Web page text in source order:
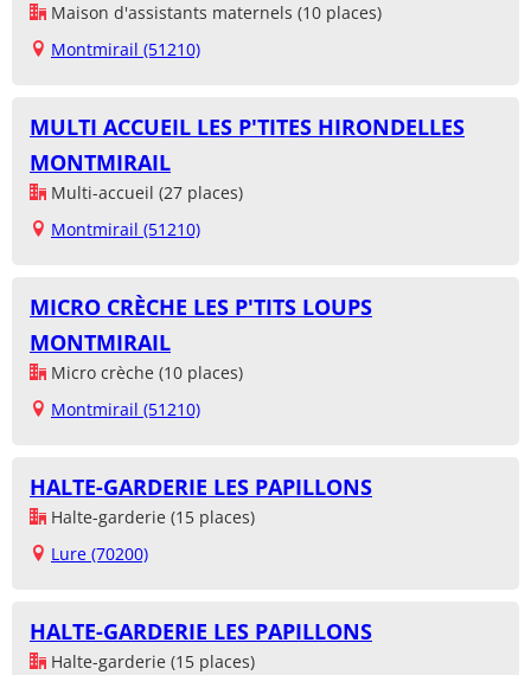
Maison d'assistants maternels (10 places)
Montmirail (51210)
MULTI ACCUEIL LES P'TITES HIRONDELLES
MONTMIRAIL
Multi-accueil (27 places)
Montmirail (51210)
MICRO CRÈCHE LES P'TITS LOUPS
MONTMIRAIL
Micro crèche (10 places)
Montmirail (51210)
HALTE-GARDERIE LES PAPILLONS
Halte-garderie (15 places)
Lure (70200)
HALTE-GARDERIE LES PAPILLONS
Halte-garderie (15 places)